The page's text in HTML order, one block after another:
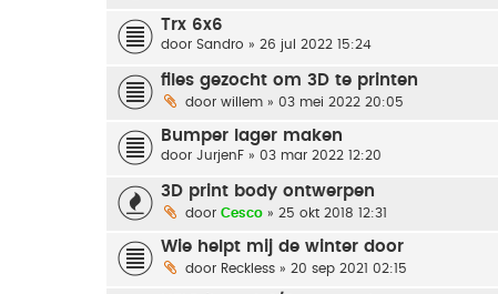
Trx 6x6
door Sandro » 26 jul 2022 15:24
files gezocht om 3D te printen
door willem » 03 mei 2022 20:05
Bumper lager maken
door JurjenF » 03 mar 2022 12:20
3D print body ontwerpen
door Cesco » 25 okt 2018 12:31
Wie helpt mij de winter door
door Reckless » 20 sep 2021 02:15